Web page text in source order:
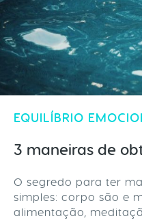
EQUILÍBRIO
3 maneiras de
O segredo para ter
simples: corpo são e
alimentação,